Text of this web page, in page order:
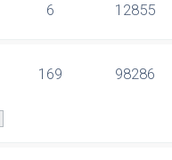
6 12855
169 98286